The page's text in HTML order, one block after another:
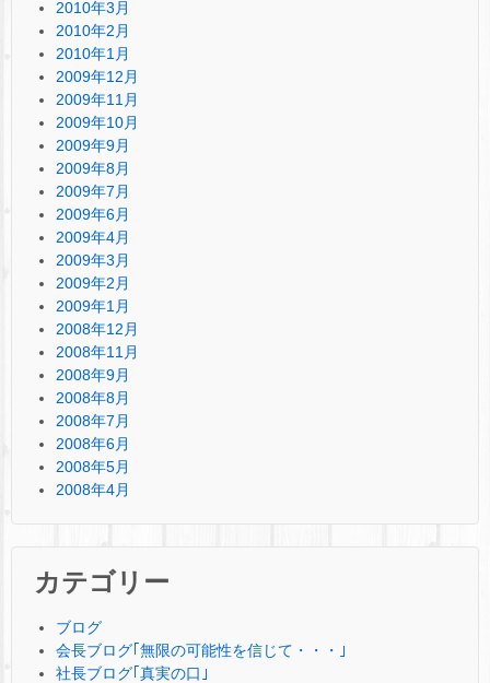
2010年3月
2010年2月
2010年1月
2009年12月
2009年11月
2009年10月
2009年9月
2009年8月
2009年7月
2009年6月
2009年4月
2009年3月
2009年2月
2009年1月
2008年12月
2008年11月
2008年9月
2008年8月
2008年7月
2008年6月
2008年5月
2008年4月
カテゴリー
ブログ
会長ブログ｢無限の可能性を信じて・・・｣
社長ブログ｢真実の口｣